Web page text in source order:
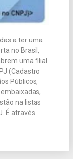
a ter uma
no Brasil,
uma filial
(Cadastro
Públicos,
na listas
É através